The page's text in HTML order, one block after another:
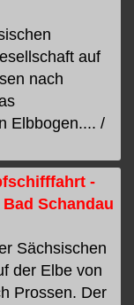
auf
nach
Elbbogen.... /
-
Schandau
Sächsischen
der Elbe von
Prossen. Der